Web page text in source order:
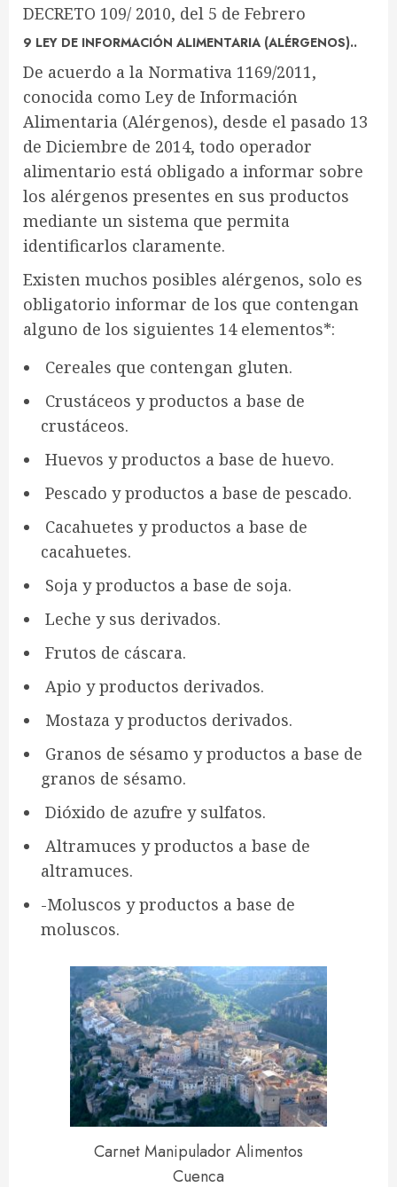
DECRETO 109/ 2010, del 5 de Febrero
9 LEY DE INFORMACIÓN ALIMENTARIA (ALÉRGENOS)..
De acuerdo a la Normativa 1169/2011,
conocida como Ley de Información
Alimentaria (Alérgenos), desde el pasado 13
de Diciembre de 2014, todo operador
alimentario está obligado a informar sobre
los alérgenos presentes en sus productos
mediante un sistema que permita
identificarlos claramente.
Existen muchos posibles alérgenos, solo es
obligatorio informar de los que contengan
alguno de los siguientes 14 elementos*:
Cereales que contengan gluten.
Crustáceos y productos a base de
crustáceos.
Huevos y productos a base de huevo.
Pescado y productos a base de pescado.
Cacahuetes y productos a base de
cacahuetes.
Soja y productos a base de soja.
Leche y sus derivados.
Frutos de cáscara.
Apio y productos derivados.
Mostaza y productos derivados.
Granos de sésamo y productos a base de
granos de sésamo.
Dióxido de azufre y sulfatos.
Altramuces y productos a base de
altramuces.
-Moluscos y productos a base de
moluscos.
Carnet Manipulador Alimentos
Cuenca